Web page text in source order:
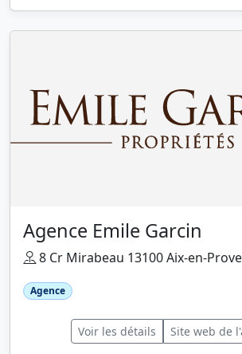
Agence Emile Garcin
8 Cr Mirabeau 13100 Aix-en-
Agence
Voir les détails Site web de